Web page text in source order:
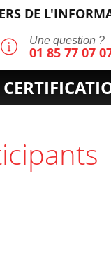
DE
Une question ?
01 85 77 07